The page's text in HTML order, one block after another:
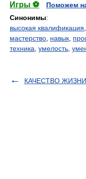
Игры ⚽
Поможем
Синонимы:
высокая квалификация
мастерство навык
техника умелость
КАЧЕСТВО ЖИЗНИ